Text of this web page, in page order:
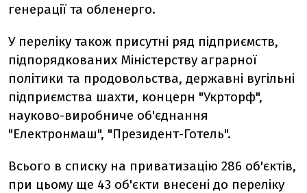
генерації та обленерго.
У переліку також присутні ряд підприємств,
підпорядкованих Міністерству аграрної
політики та продовольства, державні вугільні
підприємства шахти, концерн "Укрторф",
науково-виробниче об'єднання
"Електронмаш", "Президент-Готель".
Всього в списку на приватизацію 286 об'єктів,
при цьому ще 43 об'єкти внесені до переліку